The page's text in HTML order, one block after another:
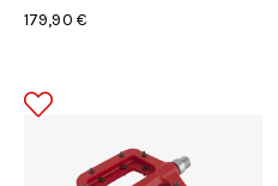
179,90 €